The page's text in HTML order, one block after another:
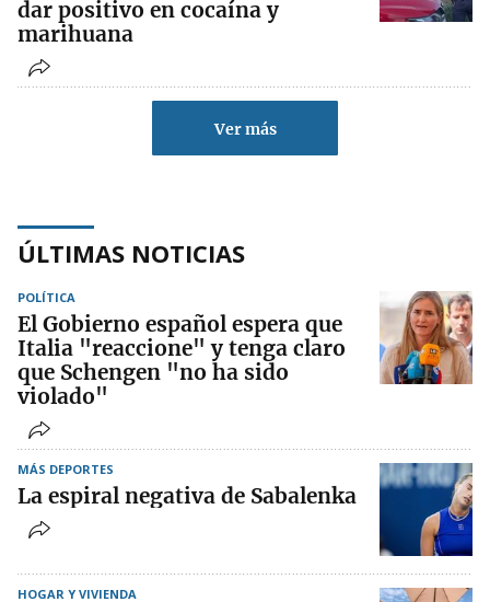
dar positivo en cocaína y
marihuana
Ver más
ÚLTIMAS NOTICIAS
POLÍTICA
El Gobierno español espera que
Italia "reaccione" y tenga claro
que Schengen "no ha sido
violado"
MÁS DEPORTES
La espiral negativa de Sabalenka
HOGAR Y VIVIENDA